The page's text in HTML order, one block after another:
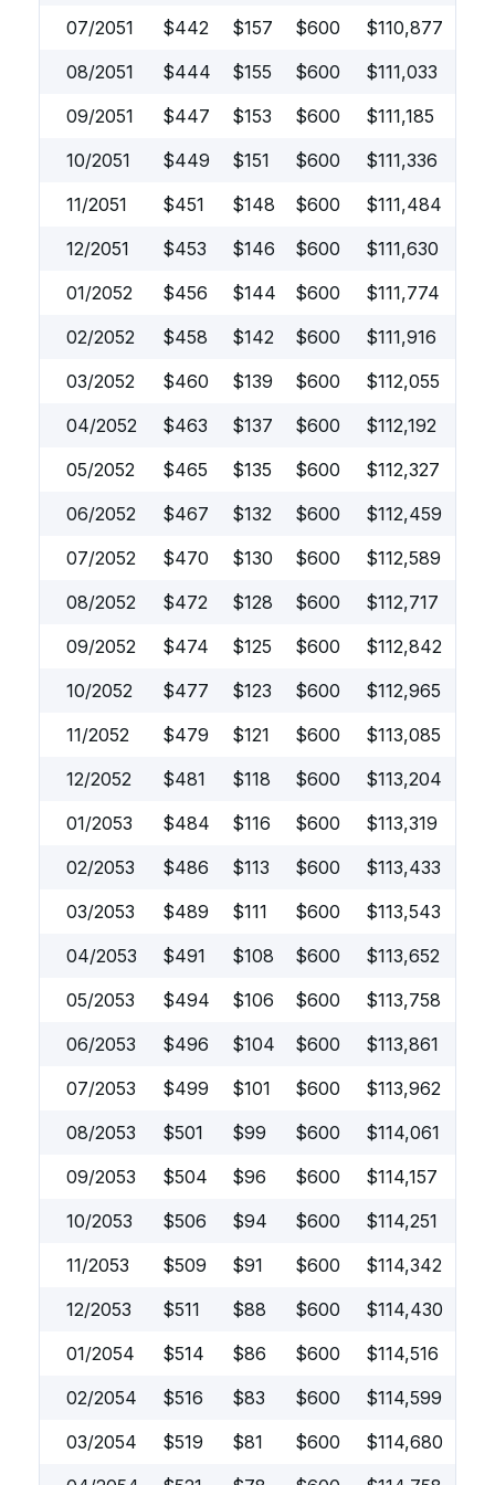
07/2051 $442 $157 $600 $110,877
08/2051
$444 $155 $600 $111,033
09/2051
$447 $153 $600 $111,185
10/2051
$449 $151 $600 $111,336
11/2051
$451 $148 $600 $111,484
12/2051
$453 $146 $600 $111,630
01/2052
$456 $144 $600 $111,774
02/2052
$458 $142 $600 $111,916
03/2052
$460 $139 $600 $112,055
04/2052
$463 $137 $600 $112,192
05/2052
$465 $135 $600 $112,327
06/2052
$467 $132 $600 $112,459
07/2052
$470 $130 $600 $112,589
08/2052
$472 $128 $600 $112,717
09/2052
$474 $125 $600 $112,842
10/2052
$477 $123 $600 $112,965
11/2052
$479 $121 $600 $113,085
12/2052
$481 $118 $600 $113,204
01/2053
$484 $116 $600 $113,319
02/2053
$486 $113 $600 $113,433
03/2053
$489 $111 $600 $113,543
04/2053
$491 $108 $600 $113,652
05/2053
$494 $106 $600 $113,758
06/2053
$496 $104 $600 $113,861
07/2053
$499 $101 $600 $113,962
08/2053
$501 $99 $600 $114,061
09/2053
$504 $96 $600 $114,157
10/2053
$506 $94 $600 $114,251
11/2053
$509 $91 $600 $114,342
12/2053
$511 $88 $600 $114,430
01/2054
$514 $86 $600 $114,516
02/2054
$516 $83 $600 $114,599
03/2054
$519 $81 $600 $114,680